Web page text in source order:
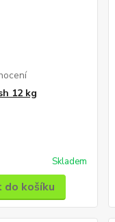
12 kg
Skladem
do košíku